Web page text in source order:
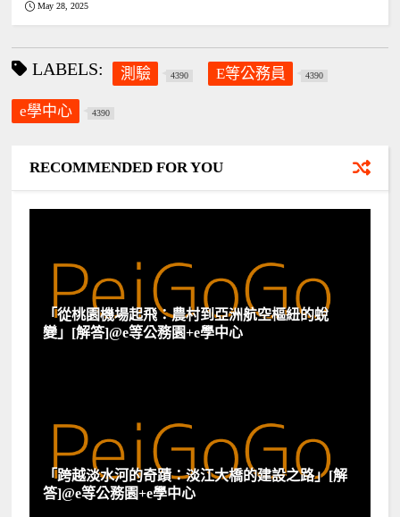
May 28, 2025
LABELS: 測驗 4390 E等公務員 4390
e學中心 4390
RECOMMENDED FOR YOU
「從桃園機場起飛：農村到亞洲航空樞紐的蛻
變」[解答]@e等公務園+e學中心
「跨越淡水河的奇蹟：淡江大橋的建設之路」[解
答]@e等公務園+e學中心